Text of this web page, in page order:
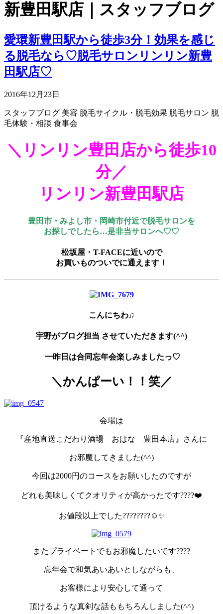
新豊田駅店｜スタッフブログ
愛環新豊田駅から徒歩3分！効果を感じ
る脱毛なら♡脱毛サロンリンリン新豊
田駅店♡
2016年12月23日
スタッフブログ 美容 脱毛サイクル・脱毛効果 脱毛サロン 脱
毛体験・相談 食事会
＼リンリン豊田店から徒歩10
分／
リンリン新豊田駅店
豊田市・みよし市・岡崎市付近で脱毛サロンを
お探しでしたら…是非当サロンへ♡♡
松坂屋・T-FACEに近いので
お買いものついでに通えます！
こんにちわ♫
宇野がブログ担当 させていただきます(^^)
一昨日は合同忘年会楽しみましたっ♡
＼かんぱーい！！笑／
会場は
『産地直送こだわり酒場 おはな 豊田本店』さんに
お邪魔してきました(^^)
今回は2000円のコースをお願いしたのですが
どれも美味しくてクオリティが高かったです????❤️
お値段以上でした????????☺️✨
またプライベートでもお邪魔したいです????
忘年会で和気あいあいとしながらも、
お客様により安心して通って
頂けるような真剣な話ももちろんしました(^^)